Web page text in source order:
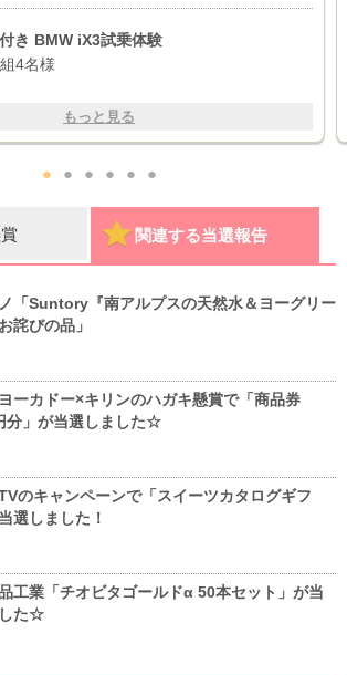
き BMW iX3試乗体験
4名様
もっと見る
● ● ● ● ● ●
関連する当選報告
「Suntory『南アルプスの天然水＆ヨーグリー
詫びの品」
ーカドー×キリンのハガキ懸賞で「商品券
分」が当選しました☆
のキャンペーンで「スイーツカタログギフ
選しました！
工業「チオビタゴールドα 50本セット」が当
た☆